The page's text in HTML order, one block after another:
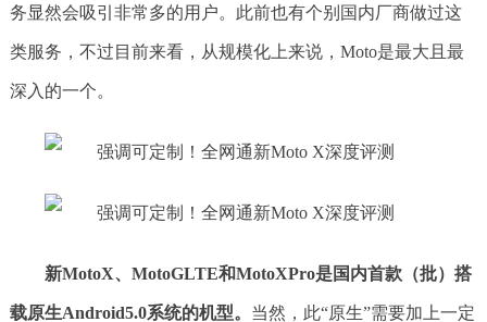
务显然会吸引非常多的用户。此前也有个别国内厂商做过这
类服务，不过目前来看，从规模化上来说，Moto是最大且最
深入的一个。
新MotoX、MotoGLTE和MotoXPro是国内首款（批）搭
载原生Android5.0系统的机型。 当然，此“原生”需要加上一定